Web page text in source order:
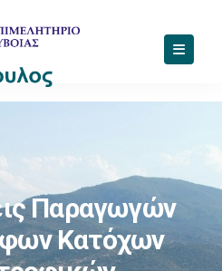
Παραγωγών
Κατόχων